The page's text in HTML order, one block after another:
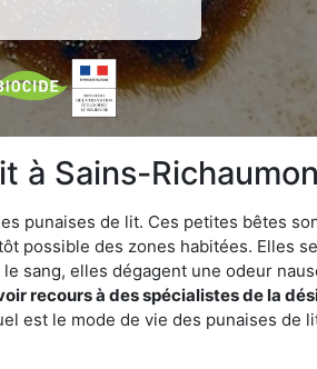
à Sains-
punaises de lit. Ces petites bêtes
possible des zones habitées. Elles
sang, elles dégagent une odeur
recours à des spécialistes de la
est le mode de vie des punaises de